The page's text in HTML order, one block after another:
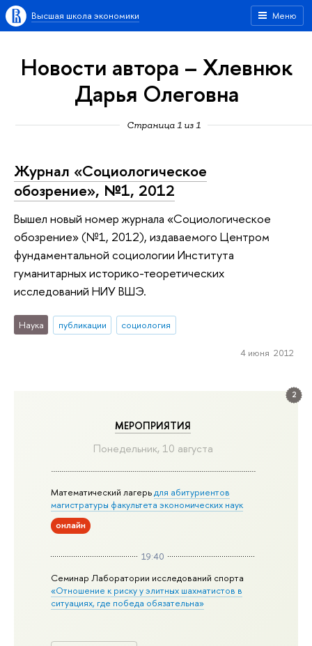
Меню
Высшая школа экономики
Новости автора – Хлевнюк
Дарья Олеговна
Страница 1 из 1
2
МЕРОПРИЯТИЯ
Понедельник, 10 августа
Математический лагерьдля абитуриентов
магистратуры факультета экономических наук
онлайн
19:40
Семинар Лаборатории исследований спорта
«Отношение к риску у элитных шахматистов в
ситуациях, где победа обязательна»
Журнал «Социологическое
обозрение», №1, 2012
Вышел новый номер журнала «Социологическое
обозрение» (№1, 2012), издаваемого Центром
фундаментальной социологии Института
гуманитарных историко-теоретических
исследований НИУ ВШЭ.
Наука публикации социология
4 июня 2012